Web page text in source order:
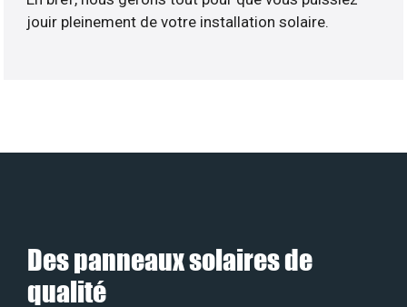
jouir pleinement de votre installation solaire.
Des panneaux solaires de
qualité